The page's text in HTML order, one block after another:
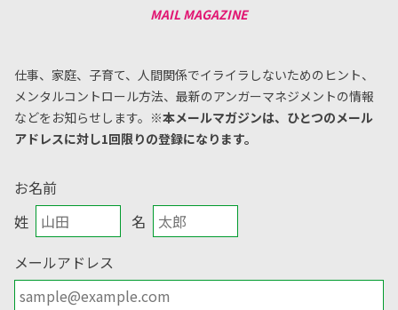
仕事、家庭、子育て、人間関係でイライラしないためのヒント、
メンタルコントロール方法、 最新のアンガーマネジメントの情報
などをお知らせします。 ※本メールマガジンは、ひとつのメール
アドレスに対し1回限りの登録になります。
お名前
姓
名
メールアドレス